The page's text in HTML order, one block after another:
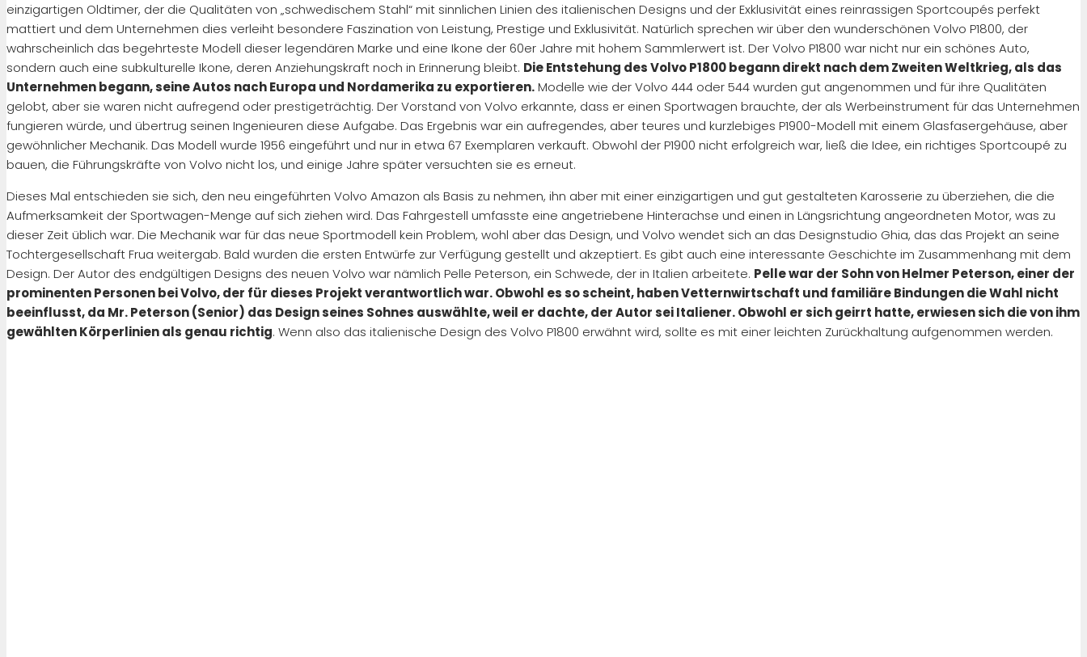
einzigartigen Oldtimer, der die Qualitäten von „schwedischem Stahl“ mit sinnlichen Linien des italienischen Designs und der Exklusivität eines reinrassigen Sportcoupés perfekt
mattiert und dem Unternehmen dies verleiht besondere Faszination von Leistung, Prestige und Exklusivität. Natürlich sprechen wir über den wunderschönen Volvo P1800, der
wahrscheinlich das begehrteste Modell dieser legendären Marke und eine Ikone der 60er Jahre mit hohem Sammlerwert ist. Der Volvo P1800 war nicht nur ein schönes Auto,
sondern auch eine subkulturelle Ikone, deren Anziehungskraft noch in Erinnerung bleibt. Die Entstehung des Volvo P1800 begann direkt nach dem Zweiten Weltkrieg, als das
Unternehmen begann, seine Autos nach Europa und Nordamerika zu exportieren.Modelle wie der Volvo 444 oder 544 wurden gut angenommen und für ihre Qualitäten
gelobt, aber sie waren nicht aufregend oder prestigeträchtig. Der Vorstand von Volvo erkannte, dass er einen Sportwagen brauchte, der als Werbeinstrument für das Unternehmen
fungieren würde, und übertrug seinen Ingenieuren diese Aufgabe. Das Ergebnis war ein aufregendes, aber teures und kurzlebiges P1900-Modell mit einem Glasfasergehäuse, aber
gewöhnlicher Mechanik. Das Modell wurde 1956 eingeführt und nur in etwa 67 Exemplaren verkauft. Obwohl der P1900 nicht erfolgreich war, ließ die Idee, ein richtiges Sportcoupé zu
bauen, die Führungskräfte von Volvo nicht los, und einige Jahre später versuchten sie es erneut.
Dieses Mal entschieden sie sich, den neu eingeführten Volvo Amazon als Basis zu nehmen, ihn aber mit einer einzigartigen und gut gestalteten Karosserie zu überziehen, die die
Aufmerksamkeit der Sportwagen-Menge auf sich ziehen wird. Das Fahrgestell umfasste eine angetriebene Hinterachse und einen in Längsrichtung angeordneten Motor, was zu
dieser Zeit üblich war. Die Mechanik war für das neue Sportmodell kein Problem, wohl aber das Design, und Volvo wendet sich an das Designstudio Ghia, das das Projekt an seine
Tochtergesellschaft Frua weitergab. Bald wurden die ersten Entwürfe zur Verfügung gestellt und akzeptiert. Es gibt auch eine interessante Geschichte im Zusammenhang mit dem
Design. Der Autor des endgültigen Designs des neuen Volvo war nämlich Pelle Peterson, ein Schwede, der in Italien arbeitete. Pelle war der Sohn von Helmer Peterson, einer der
prominenten Personen bei Volvo, der für dieses Projekt verantwortlich war. Obwohl es so scheint, haben Vetternwirtschaft und familiäre Bindungen die Wahl nicht
beeinflusst, da Mr. Peterson (Senior) das Design seines Sohnes auswählte, weil er dachte, der Autor sei Italiener. Obwohl er sich geirrt hatte, erwiesen sich die von ihm
gewählten Körperlinien als genau richtig. Wenn also das italienische Design des Volvo P1800 erwähnt wird, sollte es mit einer leichten Zurückhaltung aufgenommen werden.